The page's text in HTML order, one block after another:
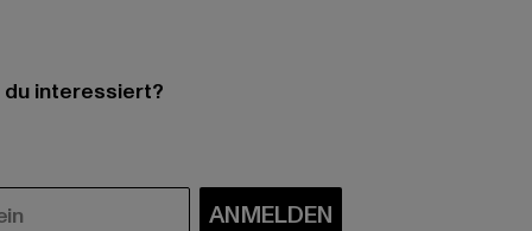
interessiert?
ANMELDEN